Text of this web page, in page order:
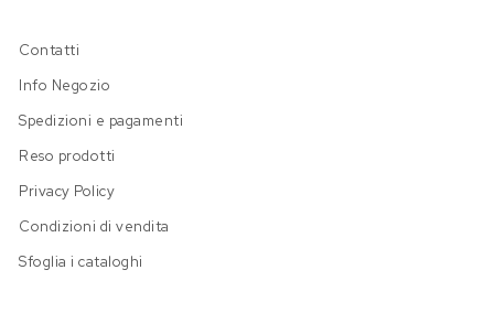
Contatti
Info Negozio
Spedizioni e pagamenti
Reso prodotti
Privacy Policy
Condizioni di vendita
Sfoglia i cataloghi